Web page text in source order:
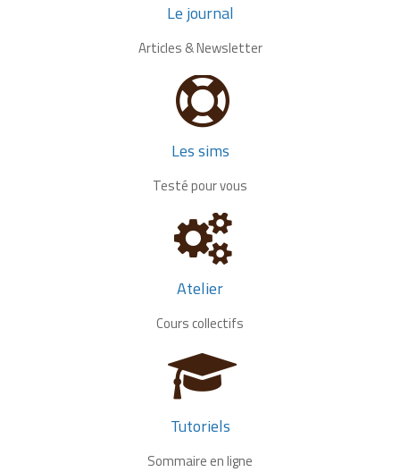
Le journal
Articles & Newsletter
Les sims
Testé pour vous
Atelier
Cours collectifs
Tutoriels
Sommaire en ligne